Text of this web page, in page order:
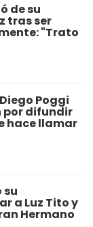
de su
tras ser
"Trato
Poggi
por difundir
hace llamar
su
a Luz Tito y
Hermano